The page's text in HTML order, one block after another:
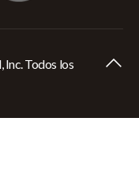
Todos los